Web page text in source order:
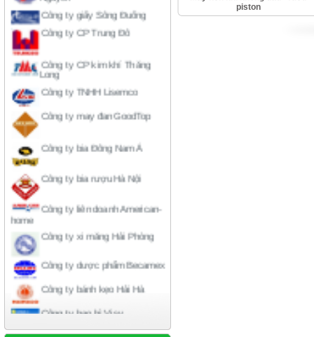
Công ty CP Trung Đô
Công ty CP kim khí Thăng
Long
Công ty TNHH Lisemco
Công ty may đan GoodTop
home
Công ty bánh kẹo Hải Hà
Công ty bao bì Visy
Công ty CP nhiệt điện Ninh
piston